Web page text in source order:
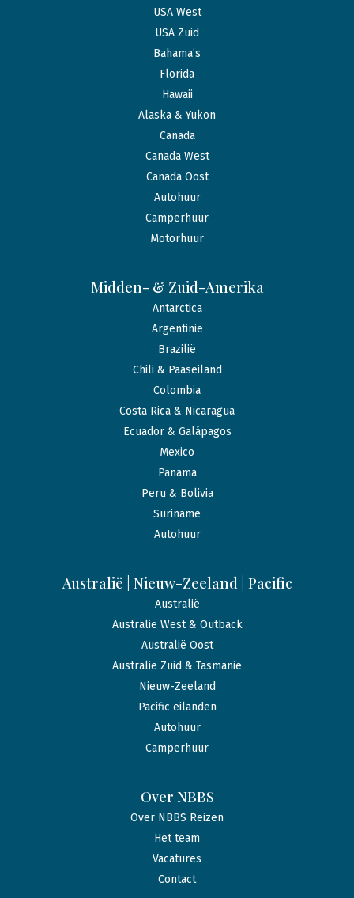
USA West
USA Zuid
Bahama’s
Florida
Hawaii
Alaska & Yukon
Canada
Canada West
Canada Oost
Autohuur
Camperhuur
Motorhuur
Midden- & Zuid-Amerika
Antarctica
Argentinië
Brazilië
Chili & Paaseiland
Colombia
Costa Rica & Nicaragua
Ecuador & Galápagos
Mexico
Panama
Peru & Bolivia
Suriname
Autohuur
Australië | Nieuw-Zeeland | Pacific
Australië
Australië West & Outback
Australië Oost
Australië Zuid & Tasmanië
Nieuw-Zeeland
Pacific eilanden
Autohuur
Camperhuur
Over NBBS
Over NBBS Reizen
Het team
Vacatures
Contact